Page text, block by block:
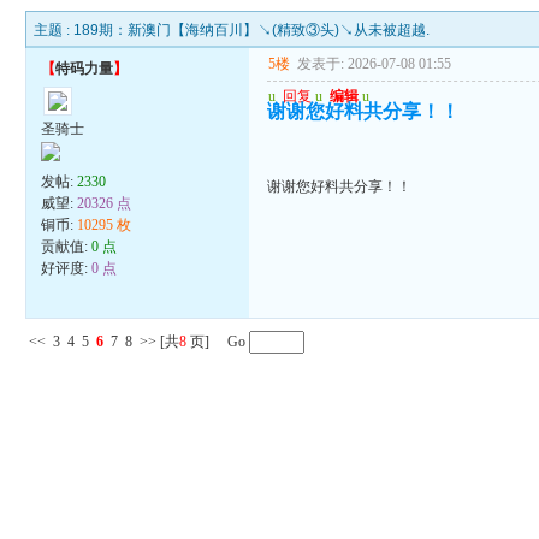
主题 : 189期：新澳门【海纳百川】↘(精致③头)↘从未被超越.
【特码力量】
圣骑士
发帖:2330
威望:20326 点
铜币: 10295 枚
贡献值:0 点
好评度:0 点
5楼 发表于: 2026-07-08 01:55
u 回复 u 编辑 u
谢谢您好料共分享！！
谢谢您好料共分享！！
<< 3 4 5 6 7 8 >> [共8 页] Go